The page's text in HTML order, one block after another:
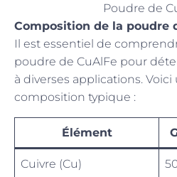
Poudre de
Composition de la poudre
Il est essentiel de
poudre de CuAlFe pour
à diverses applications.
composition typique :
Élément
Cuivre (Cu)